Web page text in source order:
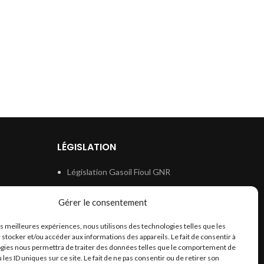
Gérer le consentement
meilleures expériences, nous utilisons des technologies telles que les
et/ou accéder aux informations des appareils. Le fait de consentir à
nous permettra de traiter des données telles que le comportement de
les ID uniques sur ce site. Le fait de ne pas consentir ou de retirer son
LÉGISLATION
Législation Gasoil Fioul GNR
Législation Eau
Législation Lubrifiant